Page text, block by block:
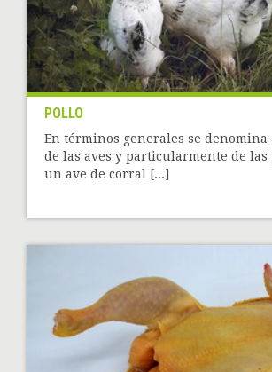
POLLO
En términos generales se denomina
de las aves y particularmente de las
un ave de corral [...]